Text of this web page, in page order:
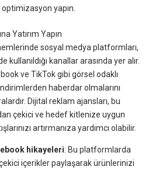
yapın.
Yatırım Yapın
sosyal medya platformları,
kullanıldığı kanallar arasında yer alır.
ve TikTok gibi görsel odaklı
haberdar olmalarını
Dijital reklam ajansları, bu
çekici ve hedef kitlenize uygun
artırmanıza yardımcı olabilir.
hikayeleri: Bu platformlarda
içerikler paylaşarak ürünlerinizi